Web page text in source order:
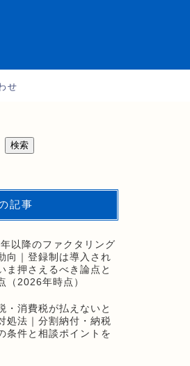
せ
検索
記事
以降のファクタリング
向｜登録制は導入され
ま押さえるべき論点と
（2026年時点）
・消費税が払えないと
処法｜分割納付・納税
条件と相談ポイントを